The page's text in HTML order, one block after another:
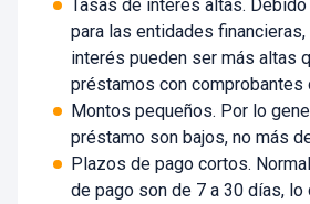
Tasas de interés altas.
para las entidades
interés pueden ser más altas
préstamos con comprobantes
Montos pequeños. Por lo
préstamo son bajos, no más
Plazos de pago cortos.
de pago son de 7 a 30 días, lo